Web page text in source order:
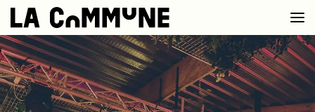
VOIR LA CARTE